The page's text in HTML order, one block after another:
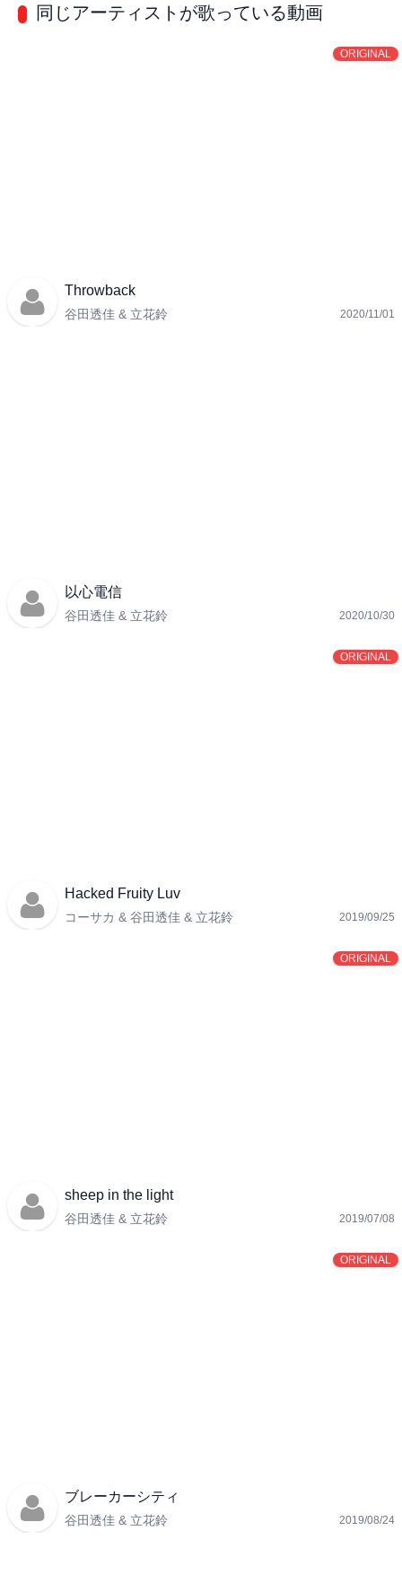
同じアーティストが歌っている動画
ORIGINAL
Throwback
谷田透佳 & 立花鈴 2020/11/01
以心電信
谷田透佳 & 立花鈴 2020/10/30
ORIGINAL
Hacked Fruity Luv
コーサカ & 谷田透佳 & 立花鈴 2019/09/25
ORIGINAL
sheep in the light
谷田透佳 & 立花鈴 2019/07/08
ORIGINAL
ブレーカーシティ
谷田透佳 & 立花鈴 2019/08/24